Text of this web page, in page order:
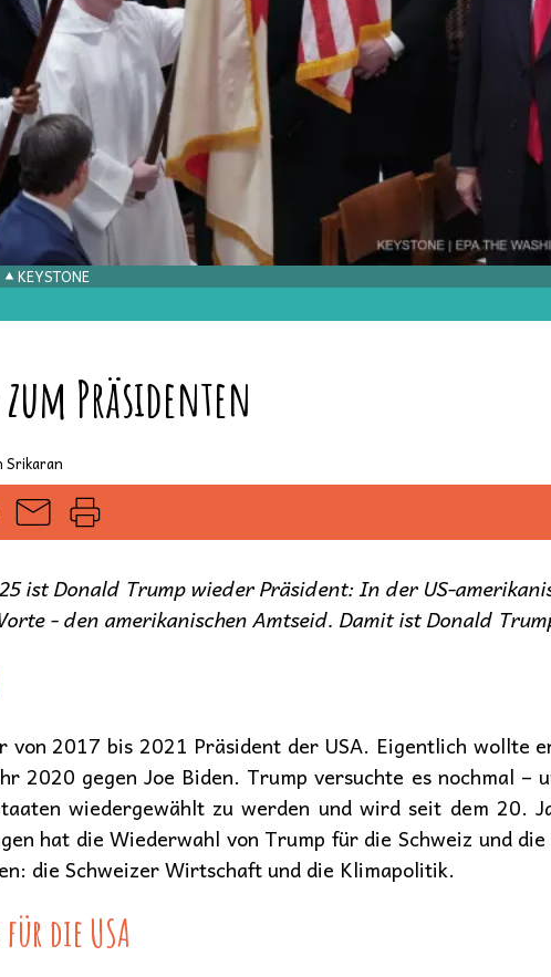
KEYSTONE
Präsidenten
Srikaran
ist Donald Trump wieder Präsident: In der US-
- den amerikanischen Amtseid. Damit ist Donald
von 2017 bis 2021 Präsident der USA. Eigentlich wollte
2020 gegen Joe Biden. Trump versuchte es nochmal –
wiedergewählt zu werden und wird seit dem 20.
hat die Wiederwahl von Trump für die Schweiz und
die Schweizer Wirtschaft und die Klimapolitik.
die USA